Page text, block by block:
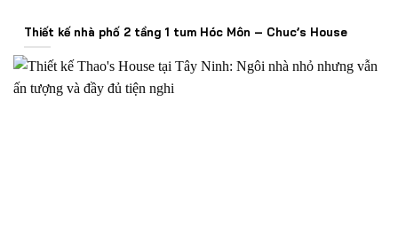
Thiết kế nhà phố 2 tầng 1 tum Hóc Môn – Chuc’s House